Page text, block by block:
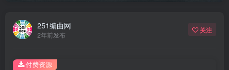
251编曲网
2年前发布
关注
付费资源